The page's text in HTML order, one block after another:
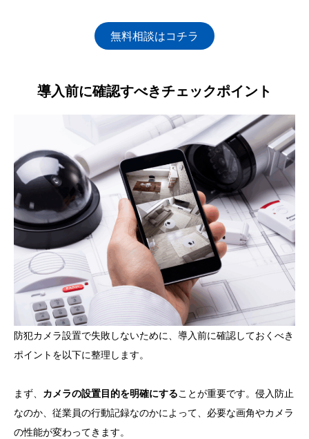
無料相談はコチラ
導入前に確認すべきチェックポイント
防犯カメラ設置で失敗しないために、導入前に確認しておくべき
ポイントを以下に整理します。
まず、 カメラの設置目的を明確にすることが重要です。侵入防止
なのか、従業員の行動記録なのかによって、必要な画角やカメラ
の性能が変わってきます。